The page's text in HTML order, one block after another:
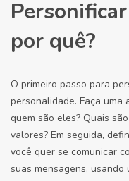
por quê?
O primeiro passo para
personalidade. Faça
quem são eles? Quais
valores? Em seguida,
você quer se comunicar
suas mensagens,